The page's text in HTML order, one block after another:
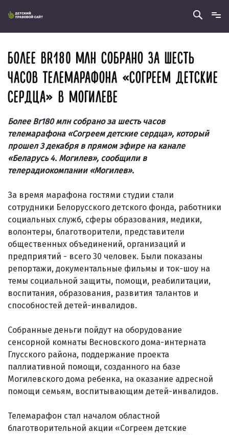
БОЛЕЕ BR180 МЛН СОБРАНО ЗА ШЕСТЬ
ЧАСОВ ТЕЛЕМАРАФОНА «СОГРЕЕМ ДЕТСКИЕ
СЕРДЦА» В МОГИЛЕВЕ
Более Br180 млн собрано за шесть часов
телемарафона «Согреем детские сердца», который
прошел 3 декабря в прямом эфире на канале
«Беларусь 4. Могилев», сообщили в
телерадиокомпании «Могилев».
За время марафона гостями студии стали
сотрудники Белорусского детского фонда, работники
социальных служб, сферы образования, медики,
волонтеры, благотворители, представители
общественных объединений, организаций и
предприятий - всего 30 человек. Были показаны
репортажи, документальные фильмы и ток-шоу на
темы социальной защиты, помощи, реабилитации,
воспитания, образования, развития талантов и
способностей детей-инвалидов.
Собранные деньги пойдут на оборудование
сенсорной комнаты Весновского дома-интерната
Глусского района, поддержание проекта
паллиативной помощи, созданного на базе
Могилевского дома ребенка, на оказание адресной
помощи семьям, воспитывающим детей-инвалидов.
Телемарафон стал началом областной
благотворительной акции «Согреем детские